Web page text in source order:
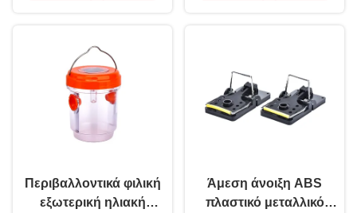
Περιβαλλοντικά φιλική
εξωτερική ηλιακή
Άμεση άνοιξη ABS
πλαστικό μεταλλικό